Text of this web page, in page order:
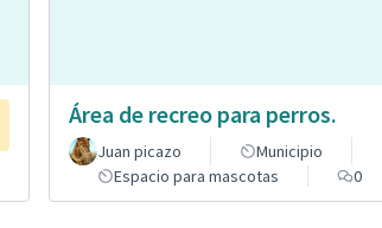
Área de recreo para perros.
Juan picazo
Municipio
Espacio para mascotas
0